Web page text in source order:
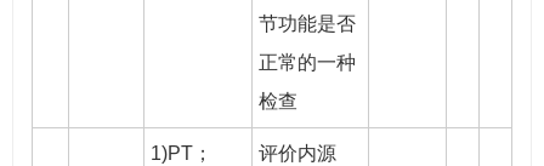
节功能是否
正常的一种
检查
1)PT；
评价内源